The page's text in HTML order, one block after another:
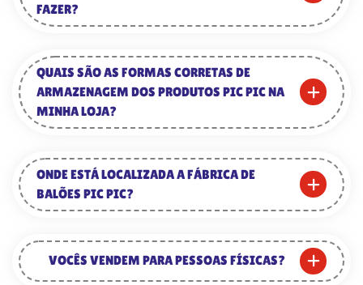
FAZER?
QUAIS SÃO AS FORMAS CORRETAS DE
ARMAZENAGEM DOS PRODUTOS PIC PIC NA
MINHA LOJA?
ONDE ESTÁ LOCALIZADA A FÁBRICA DE
BALÕES PIC PIC?
VOCÊS VENDEM PARA PESSOAS FÍSICAS?